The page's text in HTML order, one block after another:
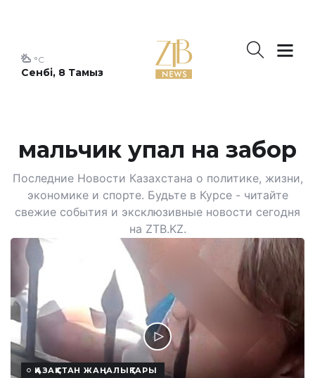
Сенбі, 8 Тамыз
°C
мальчик упал на забор
Последние Новости Казахстана о политике, жизни,
экономике и спорте. Будьте в Курсе - читайте
свежие события и эксклюзивные новости сегодня
на ZTB.KZ.
ҚАЗАҚСТАН ЖАҢАЛЫҚТАРЫ